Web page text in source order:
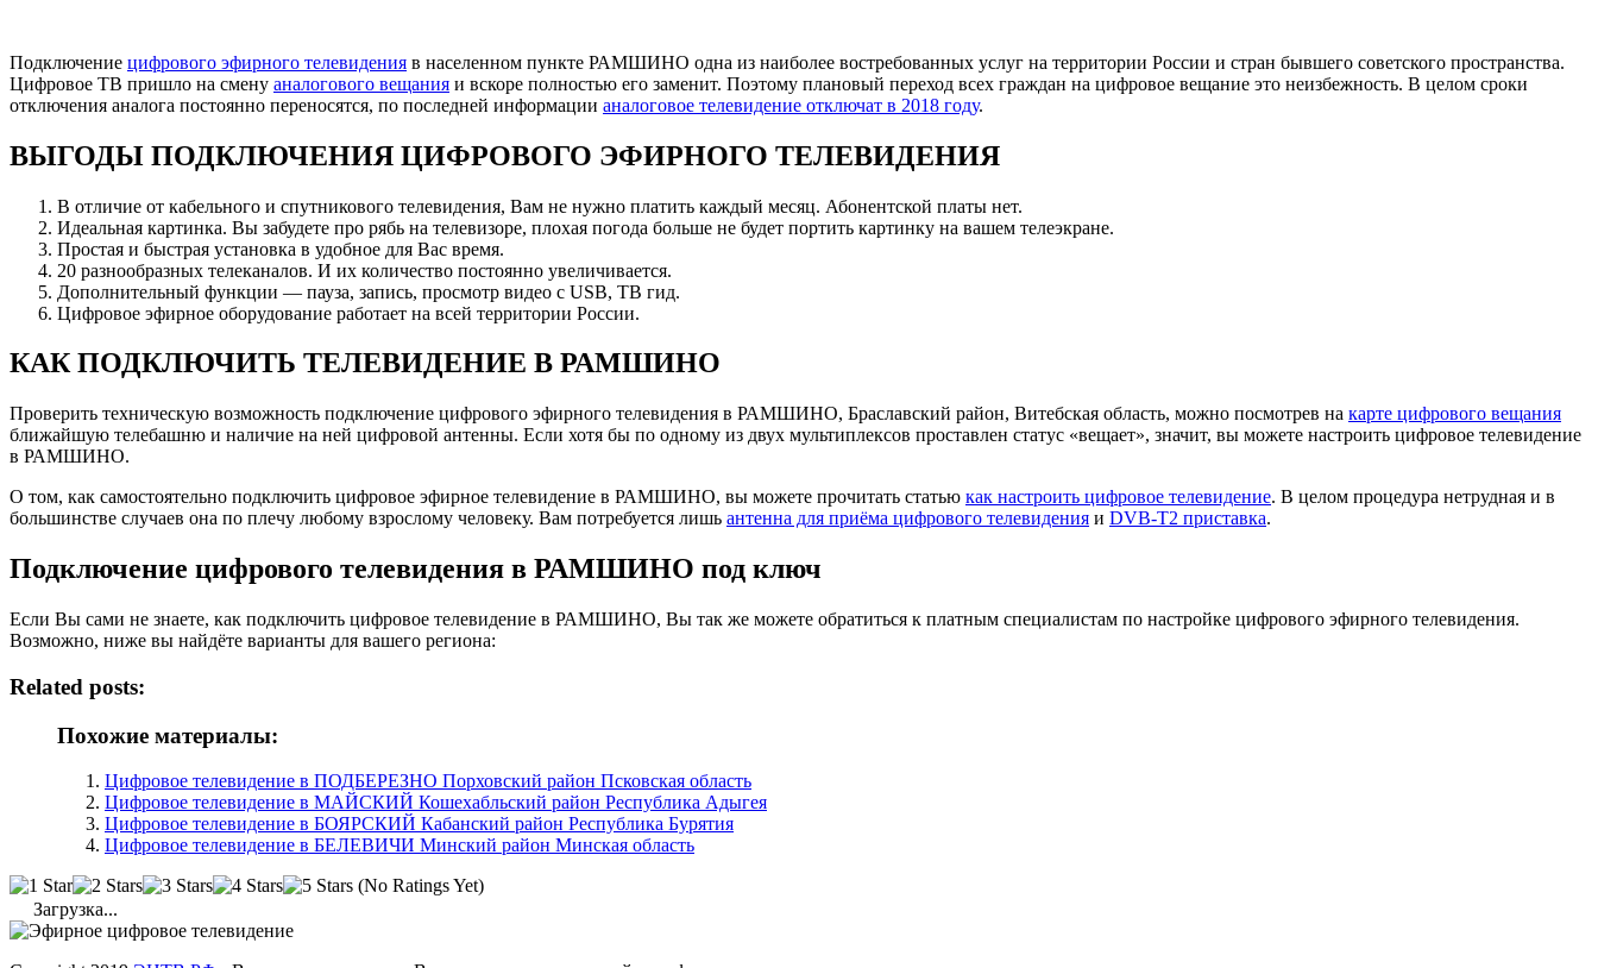
Подключение цифрового эфирного телевидения в населенном пункте РАМШИНО одна из наиболее востребованных услуг на территории России и стран бывшего советского пространства.
Цифровое ТВ пришло на смену аналогового вещания и вскоре полностью его заменит. Поэтому плановый переход всех граждан на цифровое вещание это неизбежность. В целом сроки
отключения аналога постоянно переносятся, по последней информации аналоговое телевидение отключат в 2018 году.
ВЫГОДЫ ПОДКЛЮЧЕНИЯ ЦИФРОВОГО ЭФИРНОГО ТЕЛЕВИДЕНИЯ
В отличие от кабельного и спутникового телевидения, Вам не нужно платить каждый месяц. Абонентской платы нет.
Идеальная картинка. Вы забудете про рябь на телевизоре, плохая погода больше не будет портить картинку на вашем телеэкране.
Простая и быстрая установка в удобное для Вас время.
20 разнообразных телеканалов. И их количество постоянно увеличивается.
Дополнительный функции — пауза, запись, просмотр видео с USB, ТВ гид.
Цифровое эфирное оборудование работает на всей территории России.
КАК ПОДКЛЮЧИТЬ ТЕЛЕВИДЕНИЕ В РАМШИНО
Проверить техническую возможность подключение цифрового эфирного телевидения в РАМШИНО, Браславский район, Витебская область, можно посмотрев на карте цифрового вещания
ближайшую телебашню и наличие на ней цифровой антенны. Если хотя бы по одному из двух мультиплексов проставлен статус «вещает», значит, вы можете настроить цифровое телевидение
в РАМШИНО.
О том, как самостоятельно подключить цифровое эфирное телевидение в РАМШИНО, вы можете прочитать статью как настроить цифровое телевидение. В целом процедура нетрудная и в
большинстве случаев она по плечу любому взрослому человеку. Вам потребуется лишь антенна для приёма цифрового телевидения и DVB-T2 приставка.
Подключение цифрового телевидения в РАМШИНО под ключ
Если Вы сами не знаете, как подключить цифровое телевидение в РАМШИНО, Вы так же можете обратиться к платным специалистам по настройке цифрового эфирного телевидения.
Возможно, ниже вы найдёте варианты для вашего региона:
Related posts:
Похожие материалы:
Цифровое телевидение в ПОДБЕРЕЗНО Порховский район Псковская область
Цифровое телевидение в МАЙСКИЙ Кошехабльский район Республика Адыгея
Цифровое телевидение в БОЯРСКИЙ Кабанский район Республика Бурятия
Цифровое телевидение в БЕЛЕВИЧИ Минский район Минская область
(No Ratings Yet)
Загрузка...